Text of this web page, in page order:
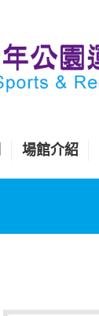
場館介紹